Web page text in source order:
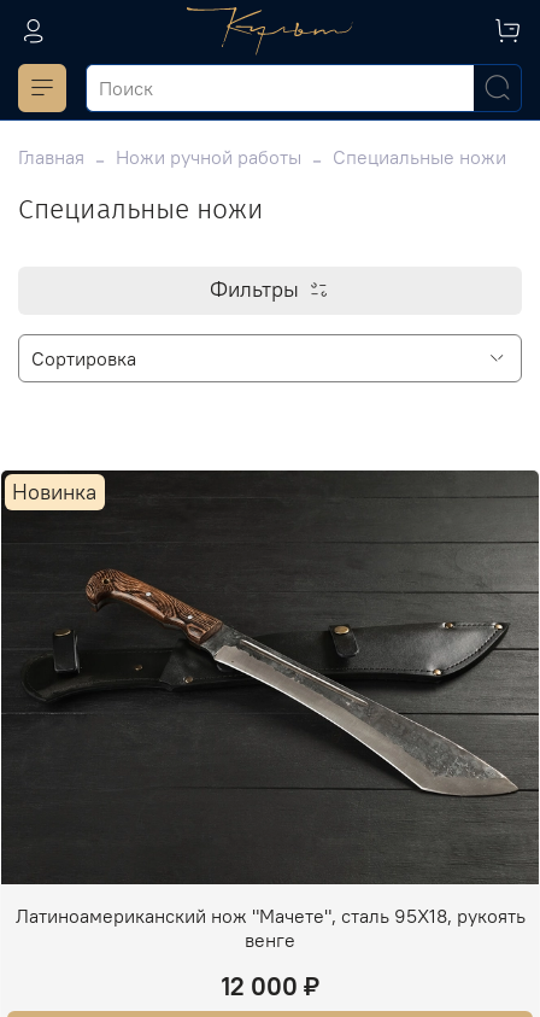
Главная Ножи ручной работы Специальные ножи
Специальные ножи
Фильтры
Новинка
Латиноамериканский нож "Мачете", сталь 95Х18, рукоять
венге
12 000 ₽